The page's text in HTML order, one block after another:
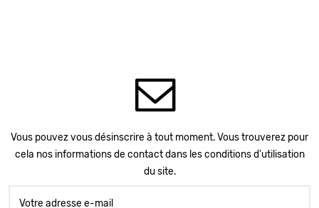
Vous pouvez vous désinscrire à tout moment. Vous trouverez pour
cela nos informations de contact dans les conditions d'utilisation
du site.